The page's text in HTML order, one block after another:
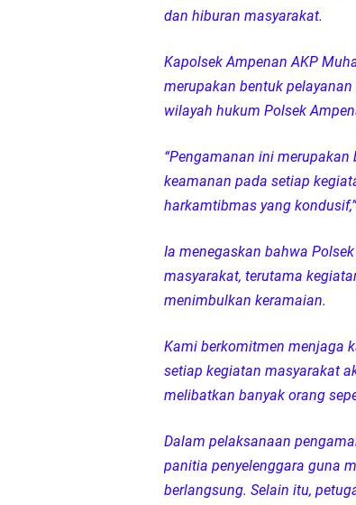
Polsek
Kapolsek
Semarak
Sat Lantas
Wakapolda
Polda NTB
Kapolsek
Sambut
Jelang HUT
dan hiburan masyarakat.
Kapolsek Ampenan AKP
merupakan bentuk
wilayah hukum Polsek
“Pengamanan ini
keamanan pada setiap
harkamtibmas yang
Ia menegaskan bahwa
masyarakat, terutama
menimbulkan keramaian.
Kami berkomitmen menjaga
setiap kegiatan masyarakat
melibatkan banyak orang
Dalam pelaksanaan
panitia penyelenggara guna
berlangsung. Selain itu,